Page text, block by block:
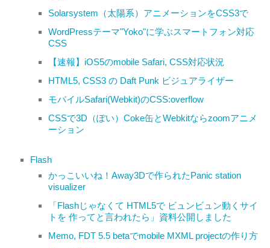
Solarsystem（太陽系）アニメーションをCSS3で
WordPressテーマ"Yoko"に学ぶスマートフォン対応
CSS
【速報】iOS5のmobile Safari, CSS対応状況
HTML5, CSS3 の Daft Punk ビジュアライザー
モバイルSafari(Webkit)のCSS:overflow
CSSで3D（ぽい）Coke缶とWebkitならzoomアニメ
ーション
Flash
かっこいいね！Away3Dで作られたPanic station
visualizer
「Flashじゃなくて HTML5で ビュンビュン動くサイ
トを 作ってと言われたら」資料公開しました
Memo, FDT 5.5 betaでmobile MXML projectの作り方